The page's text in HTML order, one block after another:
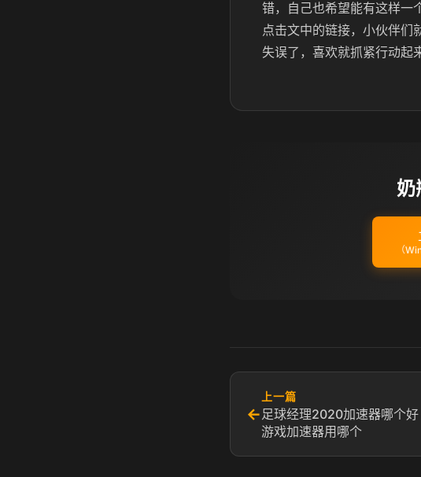
错，自己也希望能有这样一
点击文中的链接，小伙伴们
失误了，喜欢就抓紧行动起
奶
（
←
上一篇
足球经理2020加速器哪个好
游戏加速器用哪个